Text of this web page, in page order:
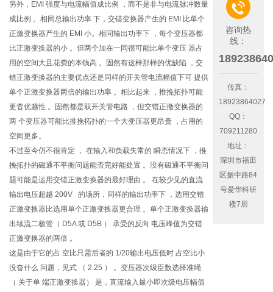
另外，EMI 强度与电流幅值成比例 ，而不是非与电流脉冲数量
成比例 。相同总输出功率 下，交错变换器产生的 EMI 比单个
正激变换器产生的 EMI 小。相同输出功率下 ，每个变压器都
比正激变换器的小 。但两个加在一同很可能比单个变压 器占
用的空间大且花费的本钱高 。固然有这样那样的优缺陷 ，交
错正激变换器的主要优点还是同样的开关管电流幅值下可 提供
单个正激变换器两倍的输出功率 。相比起来 ，推挽拓扑可能
更杳优越性 。固然都是双开关管电路 ，但交错正撤变换器的
两 个变压器可能比推挽拓扑的一个大变压器更昂贵 ，占用的
空间更多。
不过至今仍不很肯定 ， 在输入和负载失常的 瞬态情况下 ，推
挽拓扑的磁通不平衡问题能否完好能处置 。没有磁通不平衡问
题可能是运用交错正激变换器的最好理由 。 在较少见的直流
输出电压超越 200V 的场所，同样的输出功率下 ，选用交错
正激变换器比选用单个正激变换器更合理 。单个正激变换器输
出续流二极管（ D5A 或 D5B ） 承受的反向 电压峰值为交错
正激变换器的两倍 。
这是由于它的占 空比只需后者的 1/20输出电压低时 占空比小
没奋什么 问题，见式 （ 2.25 ） 。变压器次级臣数选择准绳
（ 关于单 端正激变换器） 是，直流输入最小即次级电压幅值

咨询热
线：
传真：
18923864027
QQ：
709211280
地址：
深圳市福田
区振中路84
号爱华科研
楼7层